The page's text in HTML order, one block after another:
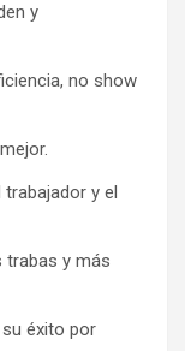
y
no show
y el
trabas y más
éxito por